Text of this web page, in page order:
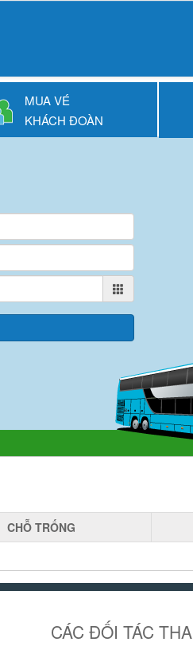
MUA VÉ
KHÁCH ĐOÀN
CHỖ TRỐNG
CÁC ĐỐI TÁC